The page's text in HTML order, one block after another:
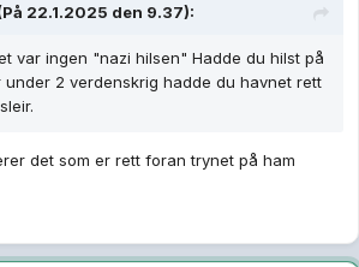
22.1.2025 den 9.37):
var ingen "nazi hilsen" Hadde du hilst på
2 verdenskrig hadde du havnet rett
det som er rett foran trynet på ham